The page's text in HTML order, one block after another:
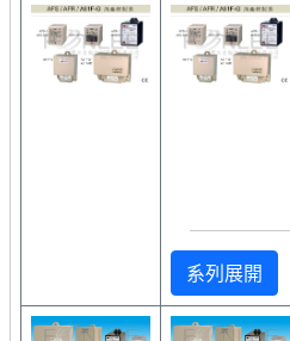
系列展開